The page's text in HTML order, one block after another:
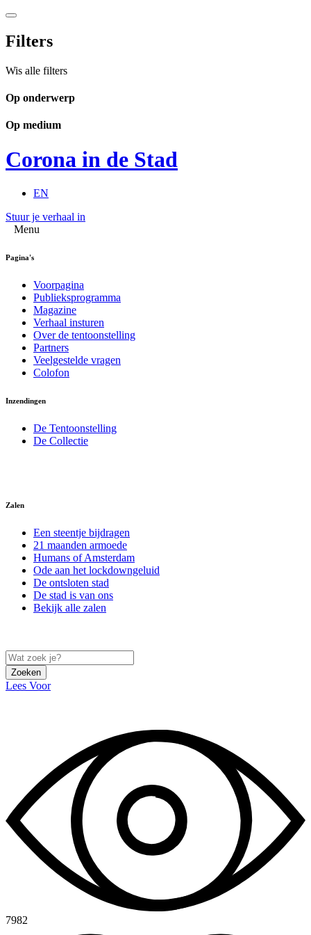
Filters
Wis alle filters
Op onderwerp
Op medium
Corona in de Stad
EN
Stuur je verhaal in
Menu
Pagina's
Voorpagina
Publieksprogramma
Magazine
Verhaal insturen
Over de tentoonstelling
Partners
Veelgestelde vragen
Colofon
Inzendingen
De Tentoonstelling
De Collectie
Zalen
Een steentje bijdragen
21 maanden armoede
Humans of Amsterdam
Ode aan het lockdowngeluid
De ontsloten stad
De stad is van ons
Bekijk alle zalen
Zoeken
Lees Voor
7982